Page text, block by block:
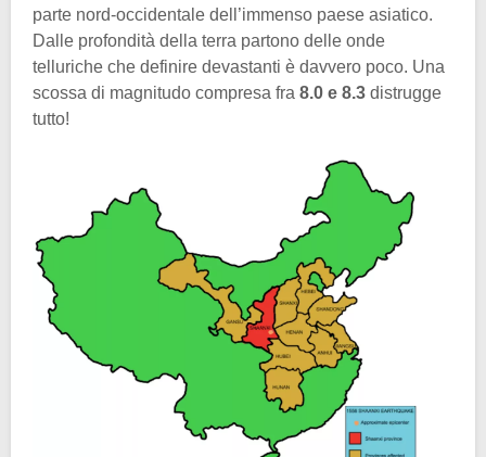
parte nord-occidentale dell’immenso paese asiatico.
Dalle profondità della terra partono delle onde
telluriche che definire devastanti è davvero poco. Una
scossa di magnitudo compresa fra 8.0 e 8.3 distrugge
tutto!